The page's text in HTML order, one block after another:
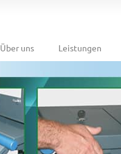
Über uns Leistungen